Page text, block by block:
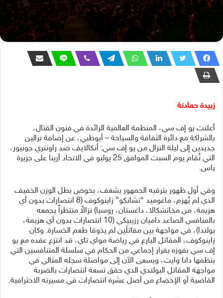
زبيدة حمادنة
أعلنت يو إف سي، المنظمة العالمية الرائدة في فنون القتال،
بالشراكة مع دائرة الثقافة والسياحة – أبوظبي، عن إضافة نزالين
جديدين إلى ليلة النزال من يو إف سي: أنكالايف ضد راونتري جونيور،
التي تُقام يوم السبت الموافق 25 يوليو في الاتحاد أرينا على جزيرة
ياس.
وفي أول ظهور يترقبه الجمهور بشغف، يخوض بطل الوزن الخفيف
الذي لم يُهزم، ماغوميد “تشانكو” زاينوكوف (8 انتصارات بدون أي
هزيمة، من مخاتشكالا، داغستان، روسيا) نزالاً منتظراً يجمعه
بالمنافس الصاعد داميان رزيبيكي (10 انتصارات بدون أي هزيمة،
بولندا)، في مواجهة بين مقاتلَين لم يذوقا طعم الخسارة. وكان
زاينوكوف، المقاتل البارع في رياضة مواي تاي، قد انتزع عقده مع يو
إف سي بفوزه بقرار إجماعي من الحكام في سلسلة المتنافسين التي
ينظمها دانا وايت، ويسعى الآن إلى مواصلة سجله المثالي في
مواجهة المقاتل البولندي الذي حقق تسعة انتصارات بالضربة
القاضية أو الإخضاع من أصل عشرة انتصارات في مسيرته الاحترافية.